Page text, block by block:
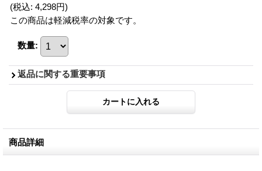
(税込: 4,298円)
この商品は軽減税率の対象です。
数量:
返品に関する重要事項
商品詳細